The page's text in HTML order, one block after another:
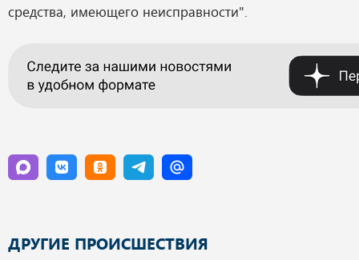
средства, имеющего неисправности".
ДРУГИЕ ПРОИСШЕСТВИЯ